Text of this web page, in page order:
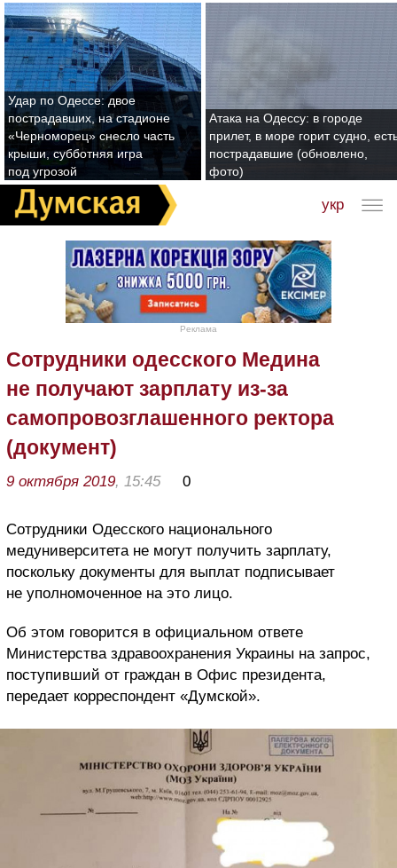
Удар по Одессе: двое
пострадавших, на стадионе
«Черноморец» снесло часть
крыши, субботняя игра
под угрозой
Атака на Одессу: в городе
прилет, в море горит судно,
пострадавшие (обновлено,
фото)
укр
Реклама
Сотрудники одесского Медина
не получают зарплату из-за
самопровозглашенного ректора
(документ)
9 октября 2019, 15:45 0
Сотрудники Одесского национального
медуниверситета не могут получить зарплату,
поскольку документы для выплат подписывает
не уполномоченное на это лицо.
Об этом говорится в официальном ответе
Министерства здравоохранения Украины на запрос,
поступивший от граждан в Офис президента,
передает корреспондент «Думской».